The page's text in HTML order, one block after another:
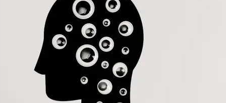
Zur
Recherchevorbereitung